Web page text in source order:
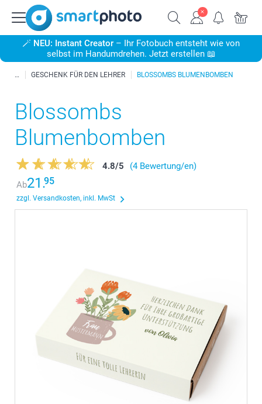
🪄 NEU: Instant Creator – Ihr Fotobuch entsteht wie von
selbst im Handumdrehen. Jetzt erstellen 📖
GESCHENK FÜR DEN LEHRER BLOSSOMBS BLUMENBOMBEN
Blossombs
Blumenbomben
4.8/5
(4 Bewertung/en)
Ab21.95
zzgl. Versandkosten, inkl. MwSt